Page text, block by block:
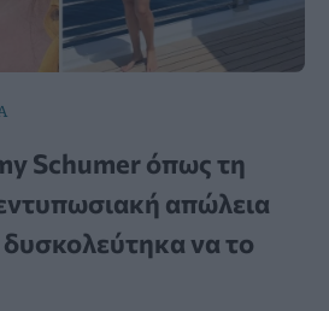
Schumer όπως τη
απώλεια
να το